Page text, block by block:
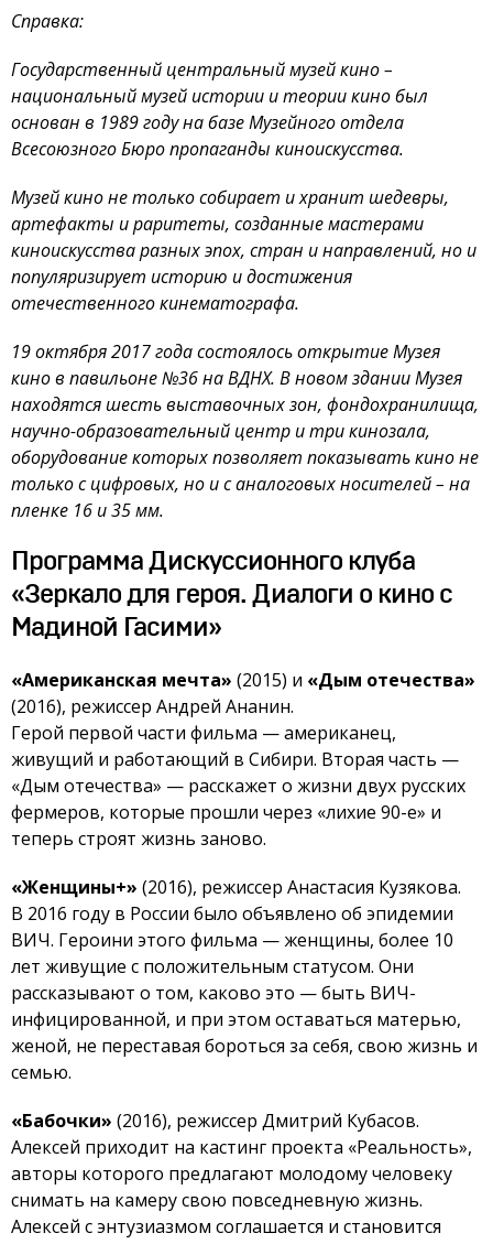
Справка:
Государственный центральный музей кино –
национальный музей истории и теории кино был
основан в 1989 году на базе Музейного отдела
Всесоюзного Бюро пропаганды киноискусства.
Музей кино не только собирает и хранит шедевры,
артефакты и раритеты, созданные мастерами
киноискусства разных эпох, стран и направлений, но и
популяризирует историю и достижения
отечественного кинематографа.
19 октября 2017 года состоялось открытие Музея
кино в павильоне №36 на ВДНХ. В новом здании Музея
находятся шесть выставочных зон, фондохранилища,
научно-образовательный центр и три кинозала,
оборудование которых позволяет показывать кино не
только с цифровых, но и с аналоговых носителей – на
пленке 16 и 35 мм.
Программа Дискуссионного клуба
«Зеркало для героя. Диалоги о кино с
Мадиной Гасими»
«Американская мечта» (2015) и «Дым отечества»
(2016), режиссер Андрей Ананин.
Герой первой части фильма — американец,
живущий и работающий в Сибири. Вторая часть —
«Дым отечества» — расскажет о жизни двух русских
фермеров, которые прошли через «лихие 90-е» и
теперь строят жизнь заново.
«Женщины+» (2016), режиссер Анастасия Кузякова.
В 2016 году в России было объявлено об эпидемии
ВИЧ. Героини этого фильма — женщины, более 10
лет живущие с положительным статусом. Они
рассказывают о том, каково это — быть ВИЧ-
инфицированной, и при этом оставаться матерью,
женой, не переставая бороться за себя, свою жизнь и
семью.
«Бабочки» (2016), режиссер Дмитрий Кубасов.
Алексей приходит на кастинг проекта «Реальность»,
авторы которого предлагают молодому человеку
снимать на камеру свою повседневную жизнь.
Алексей с энтузиазмом соглашается и становится